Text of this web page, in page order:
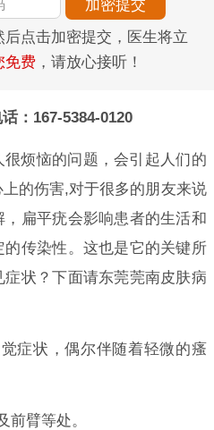
点击加密提交，医生将立
免费 ，请放心接听！
：167-5384-0120
烦恼的问题，会引起人们的
的伤害,对于很多的朋友来说
扁平疣会影响患者的生活和
传染性。这也是它的关键所
状？下面请东莞莞南皮肤病
症状，偶尔伴随着轻微的瘙
前臂等处。